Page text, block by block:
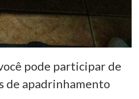
pode participar de
de apadrinhamento